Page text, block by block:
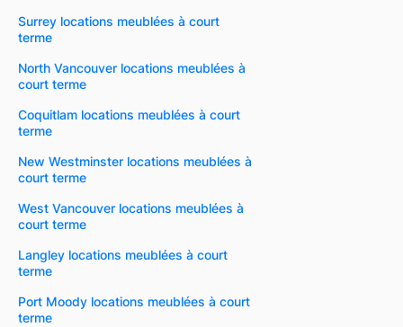
Surrey locations meublées à court
terme
North Vancouver locations meublées à
court terme
Coquitlam locations meublées à court
terme
New Westminster locations meublées à
court terme
West Vancouver locations meublées à
court terme
Langley locations meublées à court
terme
Port Moody locations meublées à court
terme